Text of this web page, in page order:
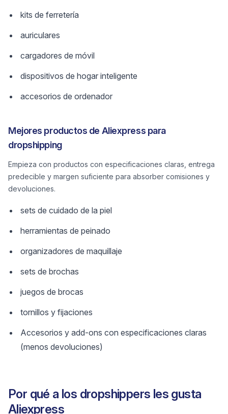
kits de ferretería
auriculares
cargadores de móvil
dispositivos de hogar inteligente
accesorios de ordenador
Mejores productos de Aliexpress para
dropshipping
Empieza con productos con especificaciones claras, entrega
predecible y margen suficiente para absorber comisiones y
devoluciones.
sets de cuidado de la piel
herramientas de peinado
organizadores de maquillaje
sets de brochas
juegos de brocas
tornillos y fijaciones
Accesorios y add-ons con especificaciones claras
(menos devoluciones)
Por qué a los dropshippers les gusta
Aliexpress